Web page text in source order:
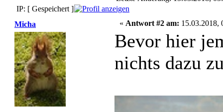
IP: [ Gespeichert ]
Micha
« Antwort #2 am: 15.03.2018,
Bevor hier
nichts dazu